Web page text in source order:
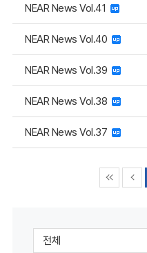
NEAR News Vol.41
NEAR News Vol.40
NEAR News Vol.39
NEAR News Vol.38
NEAR News Vol.37